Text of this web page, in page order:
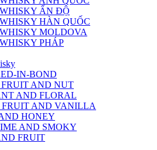
ẤN ĐỘ
HÀN QUỐC
MOLDOVA
PHÁP
IN-BOND
AND NUT
AND FLORAL
FRUIT AND VANILLA
HONEY
AND SMOKY
FRUIT